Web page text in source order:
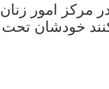
مرکز امور زنان
خودشان تحت